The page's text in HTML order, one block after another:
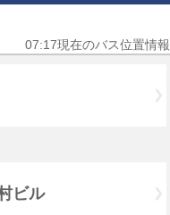
07:17現在のバス位置情報
ビル